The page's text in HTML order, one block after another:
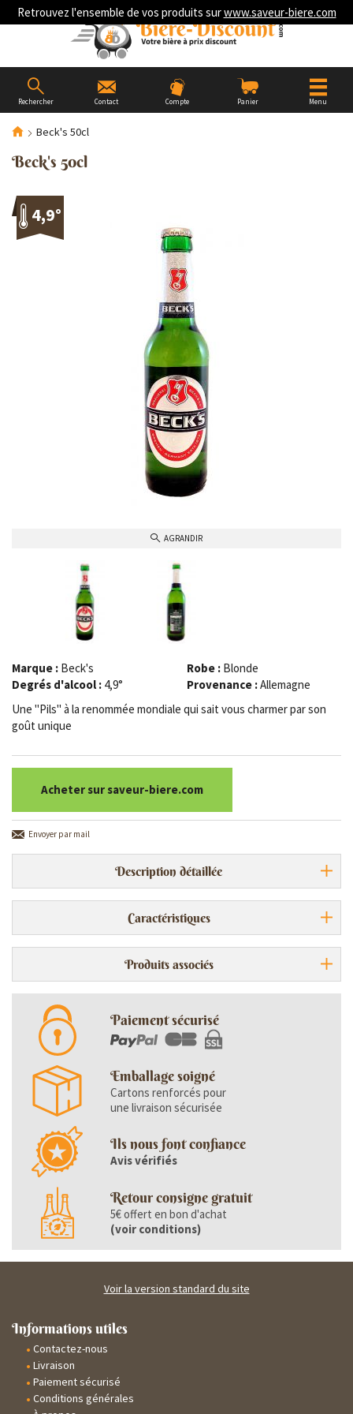
Retrouvez l'ensemble de vos produits surwww.saveur-biere.com
Rechercher Contact Compte Panier Menu
Beck's 50cl
Beck's 50cl
4,9°
AGRANDIR
Marque : Beck's
Degrés d'alcool : 4,9°
Robe : Blonde
Provenance :Allemagne
Une "Pils" à la renommée mondiale qui sait vous charmer par son
goût unique
Acheter sur saveur-biere.com
Envoyer par mail
Description détaillée
Caractéristiques
Produits associés
Paiement sécurisé
Emballage soigné
Cartons renforcés pour
une livraison sécurisée
Ils nous font confiance
Avis vérifiés
Retour consigne gratuit
5€ offert en bon d'achat
(voir conditions)
Voir la version standard du site
Informations utiles
Contactez-nous
Livraison
Paiement sécurisé
Conditions générales